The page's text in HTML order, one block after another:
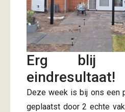
Erg blij
eindresultaat!
Deze week is bij ons een
geplaatst door 2 echte